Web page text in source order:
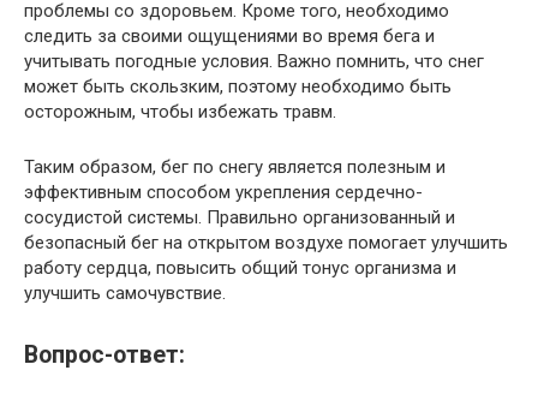
проблемы со здоровьем. Кроме того, необходимо
следить за своими ощущениями во время бега и
учитывать погодные условия. Важно помнить, что снег
может быть скользким, поэтому необходимо быть
осторожным, чтобы избежать травм.
Таким образом, бег по снегу является полезным и
эффективным способом укрепления сердечно-
сосудистой системы. Правильно организованный и
безопасный бег на открытом воздухе помогает улучшить
работу сердца, повысить общий тонус организма и
улучшить самочувствие.
Вопрос-ответ: